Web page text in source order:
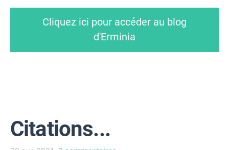
Cliquez ici pour accéder au blog
d'Erminia
Citations...